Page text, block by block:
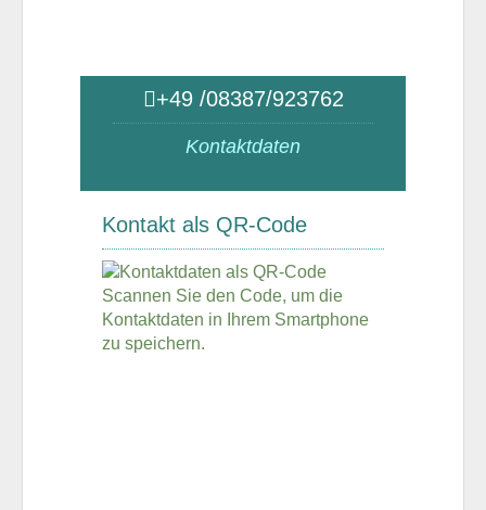
+49 /08387/923762
Kontaktdaten
Kontakt als QR-Code
Scannen Sie den Code, um die
Kontaktdaten in Ihrem Smartphone
zu speichern.